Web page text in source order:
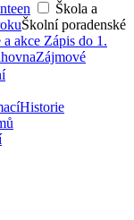
Škola a
Školní poradenské
a akce Zápis do 1.
Zájmové
Historie